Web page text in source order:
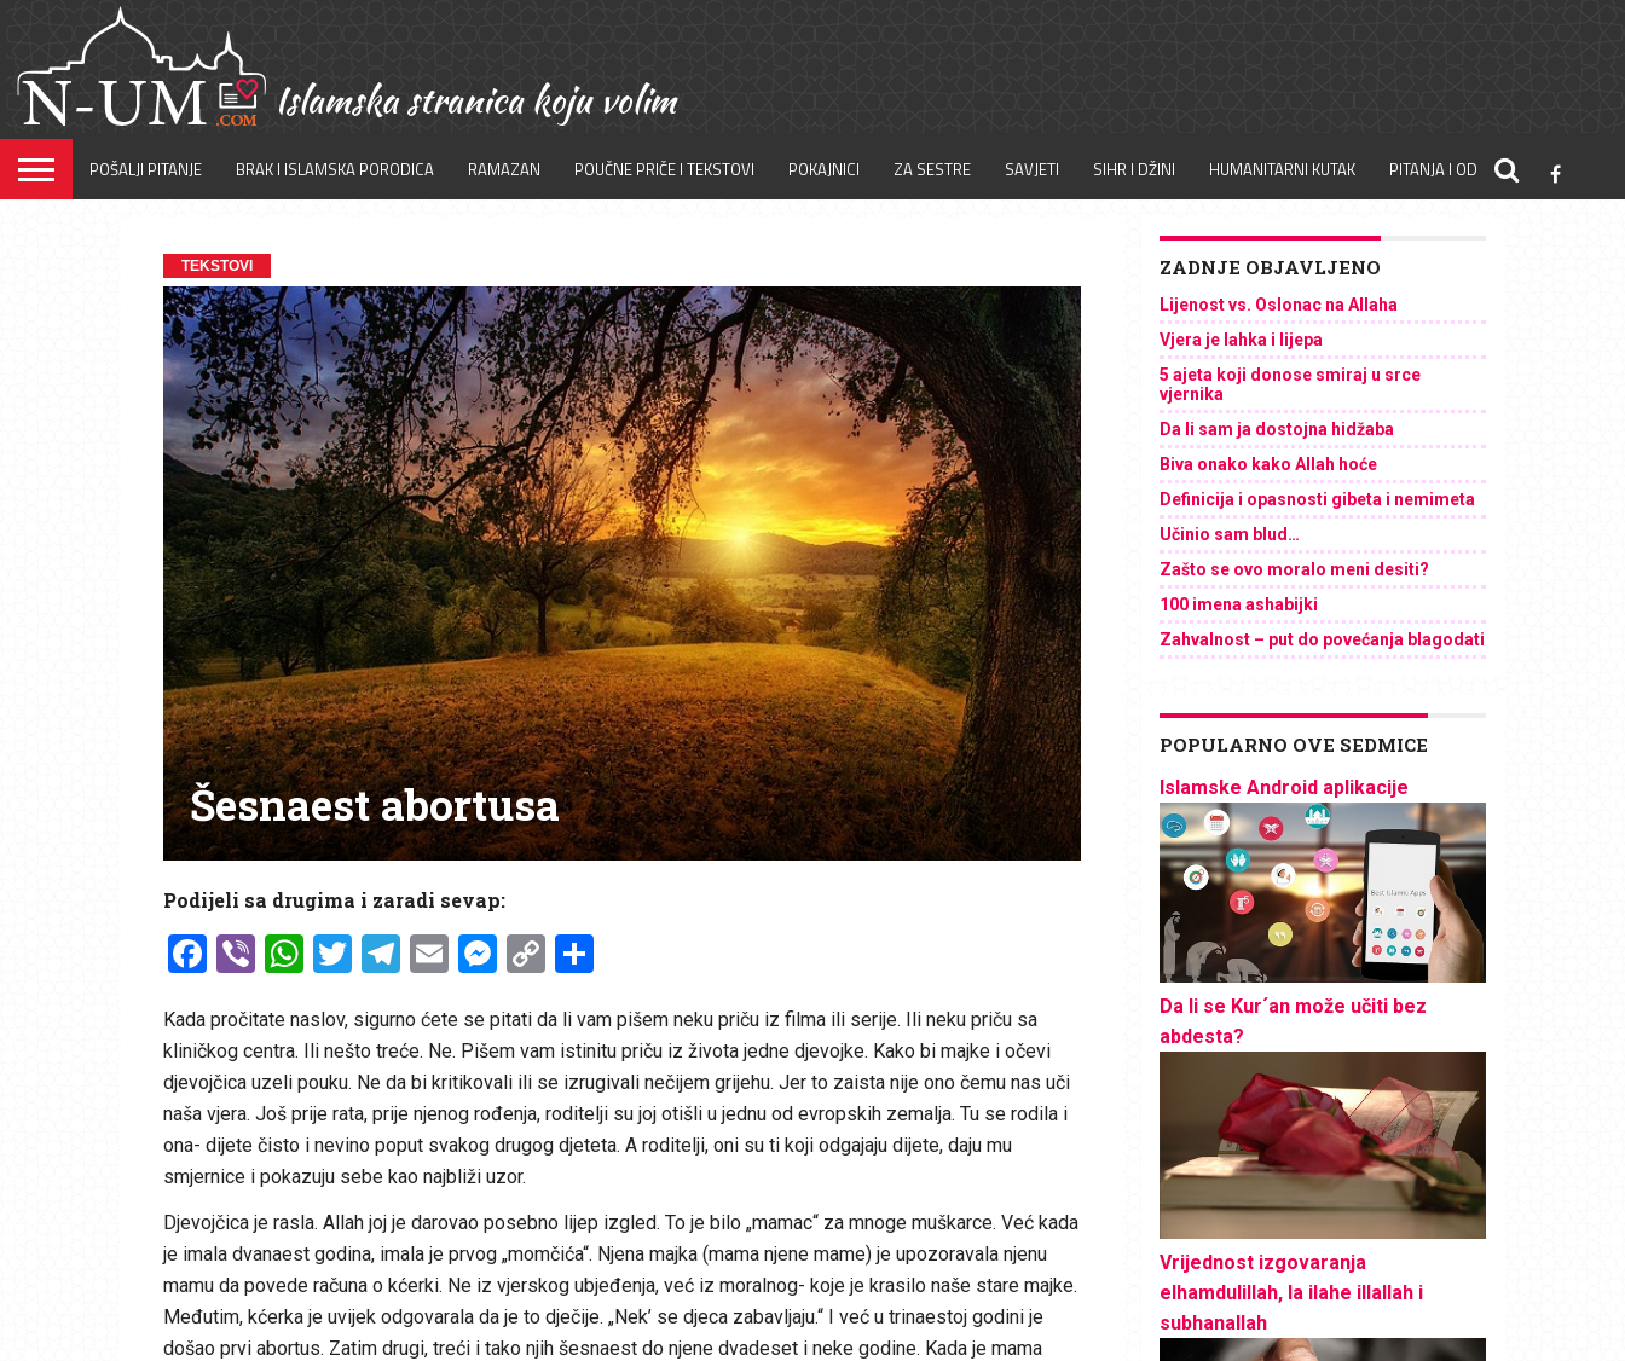
POŠALJI PITANJE BRAK I ISLAMSKA PORODICA RAMAZAN POUČNE PRIČE I TEKSTOVI POKAJNICI ZA SESTRE SAVJETI SIHR I DŽINI HUMANITARNI KUTAK PITANJA I ODGOVORI
TEKSTOVI
Šesnaest abortusa
Podijeli sa drugima i zaradi sevap:
Facebook
ViberWhatsApp
Twitter
Telegram
EmailMessenger
CopyShare
Kada pročitate naslov, sigurno ćete se pitati da li vam pišem neku priču iz filma ili serije. Ili neku priču sa
kliničkog centra. Ili nešto treće. Ne. Pišem vam istinitu priču iz života jedne djevojke. Kako bi majke i očevi
djevojčica uzeli pouku. Ne da bi kritikovali ili se izrugivali nečijem grijehu. Jer to zaista nije ono čemu nas uči
naša vjera. Još prije rata, prije njenog rođenja, roditelji su joj otišli u jednu od evropskih zemalja. Tu se rodila i
ona- dijete čisto i nevino poput svakog drugog djeteta. A roditelji, oni su ti koji odgajaju dijete, daju mu
smjernice i pokazuju sebe kao najbliži uzor.
Djevojčica je rasla. Allah joj je darovao posebno lijep izgled. To je bilo „mamac“ za mnoge muškarce. Već kada
je imala dvanaest godina, imala je prvog „momčića“. Njena majka (mama njene mame) je upozoravala njenu
mamu da povede računa o kćerki. Ne iz vjerskog ubjeđenja, već iz moralnog- koje je krasilo naše stare majke.
Međutim, kćerka je uvijek odgovarala da je to dječije. „Nek’ se djeca zabavljaju.“ I već u trinaestoj godini je
došao prvi abortus. Zatim drugi, treći i tako njih šesnaest do njene dvadeset i neke godine. Kada je mama
ZADNJE OBJAVLJENO
Lijenost vs. Oslonac na Allaha
Vjera je lahka i lijepa
5 ajeta koji donose smiraj u srce
vjernika
Da li sam ja dostojna hidžaba
Biva onako kako Allah hoće
Definicija i opasnosti gibeta i nemimeta
Učinio sam blud…
Zašto se ovo moralo meni desiti?
100 imena ashabijki
Zahvalnost – put do povećanja blagodati
POPULARNO OVE SEDMICE
Islamske Android aplikacije
Da li se Kur´an može učiti bez
abdesta?
Vrijednost izgovaranja
elhamdulillah, la ilahe illallah i
subhanallah